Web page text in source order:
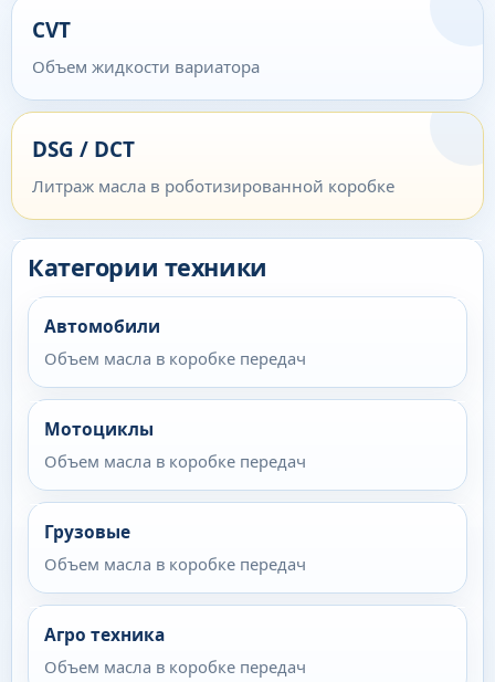
CVT
Объем жидкости вариатора
DSG / DCT
Литраж масла в роботизированной коробке
Категории техники
Автомобили
Объем масла в коробке передач
Мотоциклы
Объем масла в коробке передач
Грузовые
Объем масла в коробке передач
Агро техника
Объем масла в коробке передач